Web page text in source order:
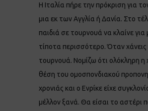
Η Ιταλία πήρε την πρόκριση για
μια εκ των Αγγλία ή Δανία. Στο
παιδιά σε τουρνουά να κλαίνε
τίποτα περισσότερο. Όταν
τουρνουά. Νομίζω ότι ολόκληρη η
θέση του ομοσπονδιακού
χρονιάς και ο Ενρίκε είχε
μέλλον ξανά. Θα είσαι το αστέρι